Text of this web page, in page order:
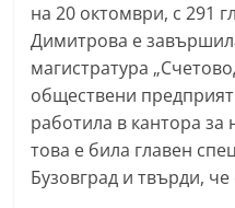
т
а
р
а
а
на 20 октомври, с 291
Димитрова е
магистратура
обществени
работила в кантора
това е била главен
Бузовград и твърди,